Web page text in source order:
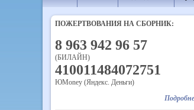
ПОЖЕРТВОВАНИЯ НА СБОРНИК:
8 963 942 96 57
(БИЛАЙН)
410011484072751
ЮMoney (Яндекс. Деньги)